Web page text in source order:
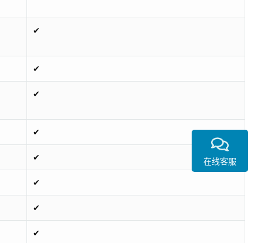
✔
✔
✔
✔
✔
✔
✔
✔
在线客服